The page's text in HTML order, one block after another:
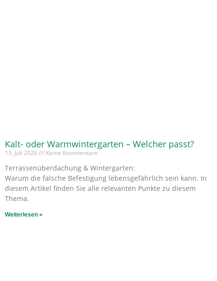
Kalt- oder Warmwintergarten – Welcher passt?
13. Juli 2026 Keine Kommentare
Terrassenüberdachung & Wintergarten:
Warum die falsche Befestigung lebensgefährlich sein kann. In
diesem Artikel finden Sie alle relevanten Punkte zu diesem
Thema.
Weiterlesen »